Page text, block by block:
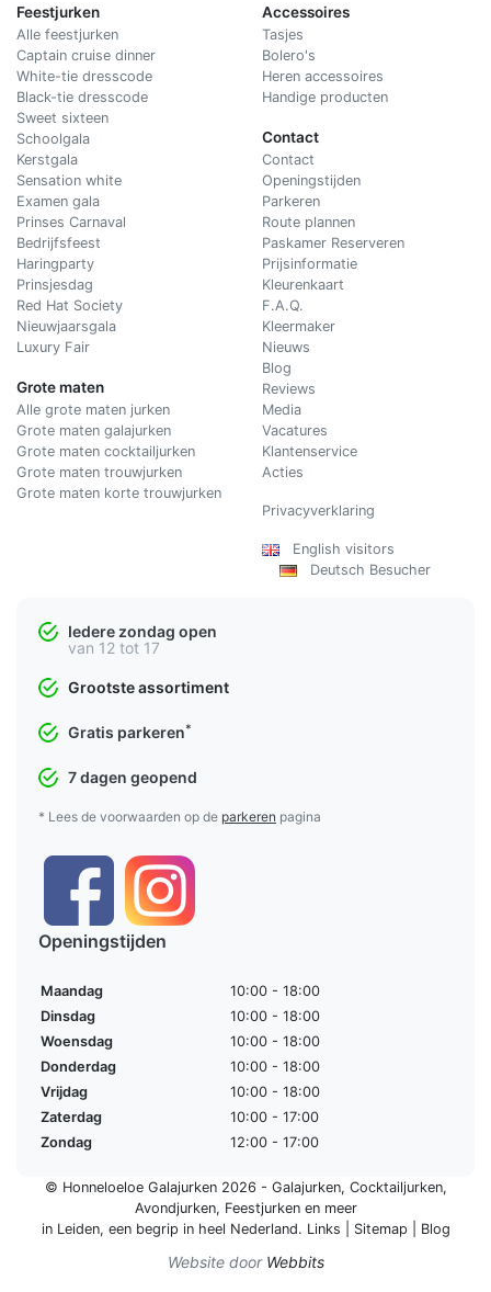
Feestjurken
Alle feestjurken
Captain cruise dinner
White-tie dresscode
Black-tie dresscode
Sweet sixteen
Schoolgala
Kerstgala
Sensation white
Examen gala
Prinses Carnaval
Bedrijfsfeest
Haringparty
Prinsjesdag
Red Hat Society
Nieuwjaarsgala
Luxury Fair
Grote maten
Alle grote maten jurken
Grote maten galajurken
Grote maten cocktailjurken
Grote maten trouwjurken
Grote maten korte trouwjurken
Accessoires
Tasjes
Bolero's
Heren accessoires
Handige producten
Contact
Contact
Openingstijden
Parkeren
Route plannen
Paskamer Reserveren
Prijsinformatie
Kleurenkaart
F.A.Q.
Kleermaker
Nieuws
Blog
Reviews
Media
Vacatures
Klantenservice
Acties
Privacyverklaring
English visitors
Deutsch Besucher
Iedere zondag open
van 12 tot 17
Grootste assortiment
Gratis parkeren*
7 dagen geopend
* Lees de voorwaarden op de parkeren pagina
Openingstijden
Maandag
10:00 - 18:00
Dinsdag
10:00 - 18:00
Woensdag
10:00 - 18:00
Donderdag
10:00 - 18:00
Vrijdag
10:00 - 18:00
Zaterdag
10:00 - 17:00
Zondag
12:00 - 17:00
© Honneloeloe Galajurken 2026 - Galajurken, Cocktailjurken,
Avondjurken, Feestjurkenen meer
in Leiden, een begrip in heel Nederland. Links Sitemap Blog
Website door Webbits